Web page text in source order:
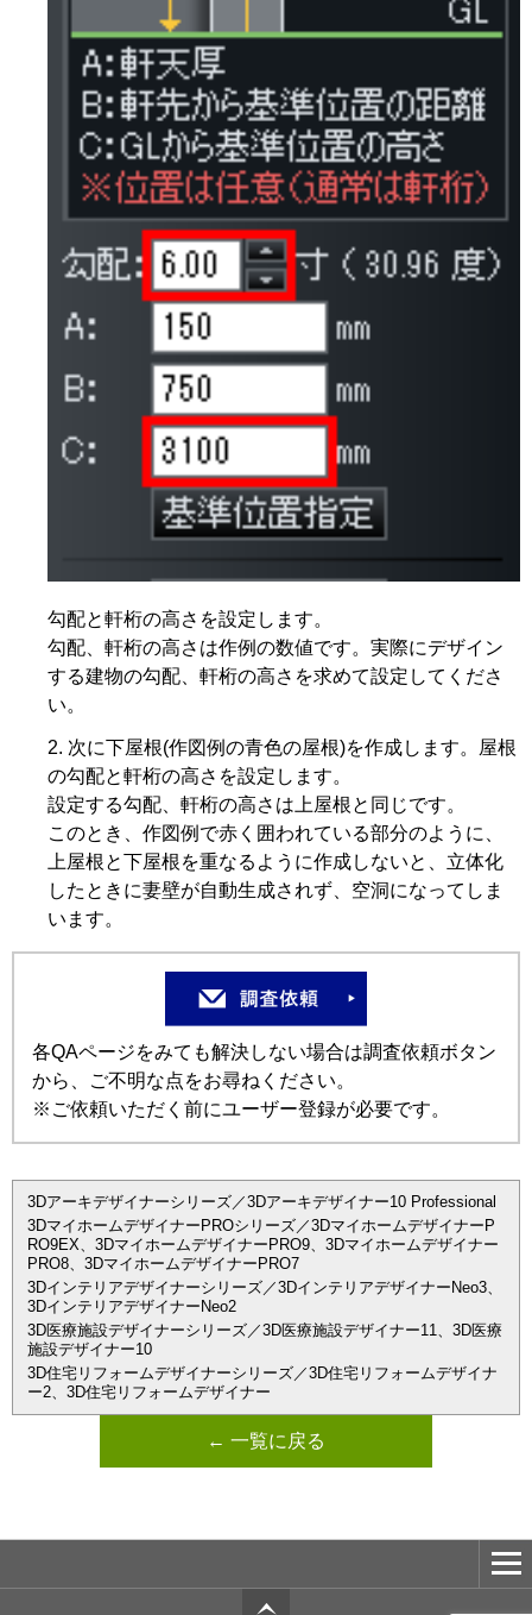
勾配と軒桁の高さを設定します。
勾配、軒桁の高さは作例の数値です。実際にデザイン
する建物の勾配、軒桁の高さを求めて設定してくださ
い。
次に下屋根(作図例の青色の屋根)を作成します。屋根
の勾配と軒桁の高さを設定します。
設定する勾配、軒桁の高さは上屋根と同じです。
このとき、作図例で赤く囲われている部分のように、
上屋根と下屋根を重なるように作成しないと、立体化
したときに妻壁が自動生成されず、空洞になってしま
います。
各QAページをみても解決しない場合は調査依頼ボタン
から、ご不明な点をお尋ねください。
※ご依頼いただく前にユーザー登録が必要です。
3Dアーキデザイナーシリーズ／3Dアーキデザイナー10 Professional
3DマイホームデザイナーPROシリーズ／3DマイホームデザイナーP
RO9EX、3DマイホームデザイナーPRO9、3Dマイホームデザイナー
PRO8、3DマイホームデザイナーPRO7
3Dインテリアデザイナーシリーズ／3DインテリアデザイナーNeo3、
3DインテリアデザイナーNeo2
3D医療施設デザイナーシリーズ／3D医療施設デザイナー11、3D医療
施設デザイナー10
3D住宅リフォームデザイナーシリーズ／3D住宅リフォームデザイナ
ー2、3D住宅リフォームデザイナー
← 一覧に戻る